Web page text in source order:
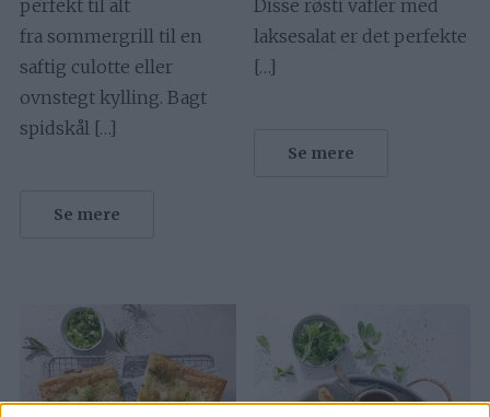
perfekt til alt
fra sommergrill til en
saftig culotte eller
ovnstegt kylling. Bagt
spidskål […]
Se mere
Disse røsti vafler med
laksesalat er det perfekte
[…]
Se mere